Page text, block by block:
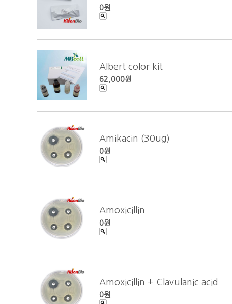
0원
Albert color kit
62,000원
Amikacin (30ug)
0원
Amoxicillin
0원
Amoxicillin + Clavulanic acid
0원